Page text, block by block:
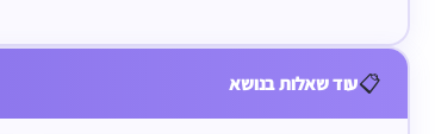
📋עוד שאלות בנושא